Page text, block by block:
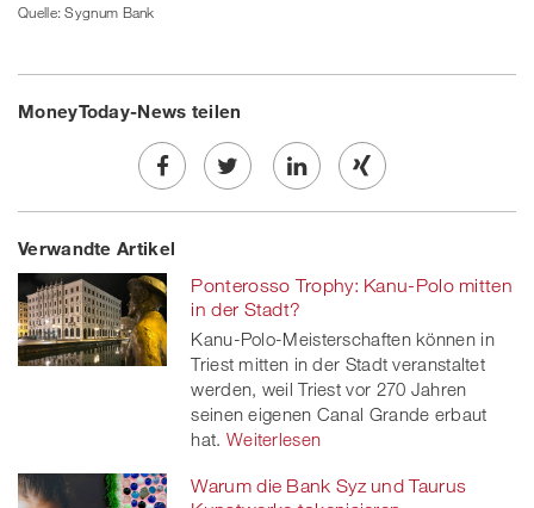
Quelle: Sygnum Bank
MoneyToday-News teilen
Share
on
Facebook
Twe
on
twitt
er
Share
linkedin
Share
Xing
Verwandte Artikel
Ponterosso Trophy: Kanu-Polo mitten
in der Stadt?
Kanu-Polo-Meisterschaften können in
Triest mitten in der Stadt veranstaltet
werden, weil Triest vor 270 Jahren
seinen eigenen Canal Grande erbaut
hat. Weiterlesen
Warum die Bank Syz und Taurus